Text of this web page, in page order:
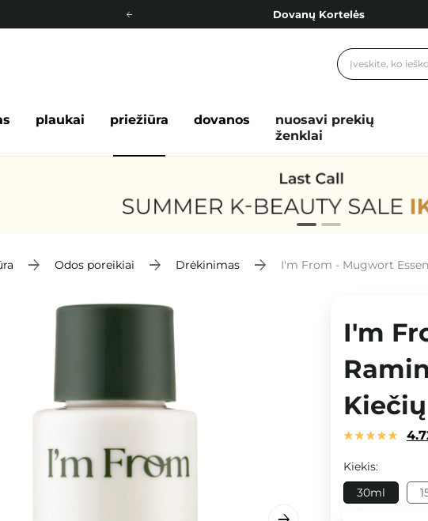
Dovanų Kortelės
Nemokamas pristatymas nuo 40,00 €
plaukai priežiūra dovanos
nuosavi prekių
ženklai
Odos poreikiai Drėkinimas I'm From - Mugwort
I'm
Kiekis:
30ml